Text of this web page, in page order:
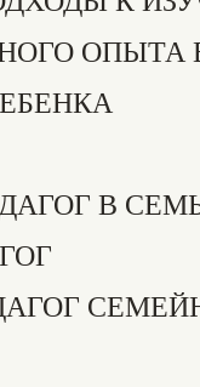
ОПЫТА
В